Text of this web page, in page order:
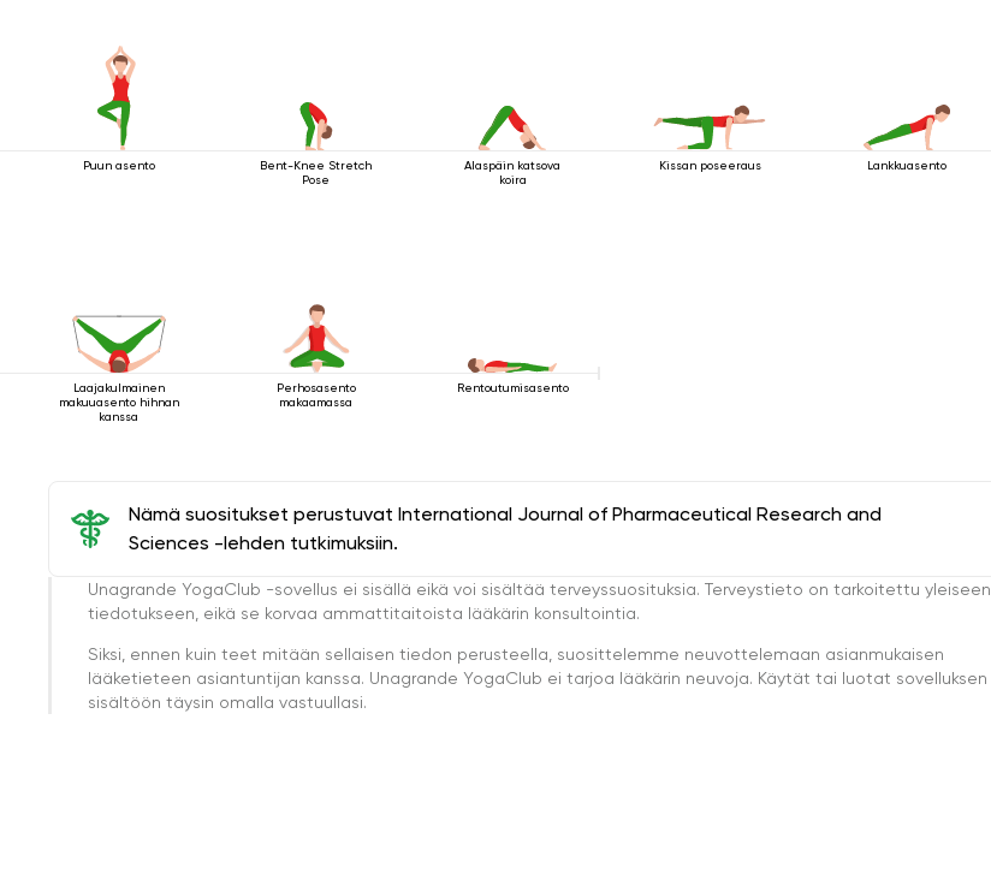
Puun asento
Bent-Knee Stretch
Pose
Alaspäin katsova
koira
Kissan poseeraus Lankkuasento
Laajakulmainen
makuuasento hihnan
kanssa
Perhosasento
makaamassa
Rentoutumisasento
Nämä suositukset perustuvat International Journal of Pharmaceutical Research and
Sciences -lehden tutkimuksiin.
Unagrande YogaClub -sovellus ei sisällä eikä voi sisältää terveyssuosituksia. Terveystieto on tarkoitettu yleiseen
tiedotukseen, eikä se korvaa ammattitaitoista lääkärin konsultointia.
Siksi, ennen kuin teet mitään sellaisen tiedon perusteella, suosittelemme neuvottelemaan asianmukaisen
lääketieteen asiantuntijan kanssa. Unagrande YogaClub ei tarjoa lääkärin neuvoja. Käytät tai luotat sovelluksen
sisältöön täysin omalla vastuullasi.